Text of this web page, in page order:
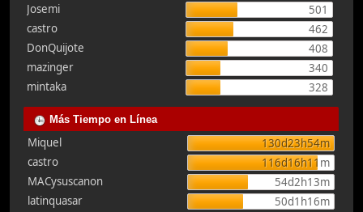
Josemi
501
castro
462
DonQuijote
408
mazinger
340
mintaka
328
Más Tiempo en Línea
Miquel
130d23h54m
castro
116d16h11m
MACysuscanon
54d2h13m
latinquasar
50d1h16m